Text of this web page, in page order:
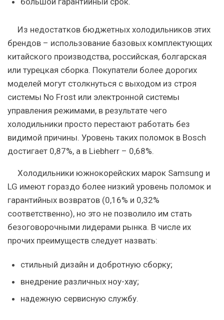
Из недостатков бюджетных холодильников этих
брендов – использование базовых комплектующих
китайского производства, российская, болгарская
или турецкая сборка. Покупатели более дорогих
моделей могут столкнуться с выходом из строя
системы No Frost или электронной системы
управления режимами, в результате чего
холодильники просто перестают работать без
видимой причины. Уровень таких поломок в Bosch
достигает 0,87%, а в Liebherr – 0,68%.
Холодильники южнокорейских марок Samsung и
LG имеют гораздо более низкий уровень поломок и
гарантийных возвратов (0,16% и 0,32%
соответственно), но это не позволило им стать
безоговорочными лидерами рынка. В числе их
прочих преимуществ следует назвать:
стильный дизайн и добротную сборку;
внедрение различных ноу-хау;
надежную сервисную службу.